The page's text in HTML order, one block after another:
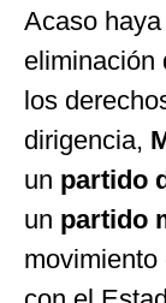
Acaso
eliminación
los
dirigencia,
un partido
un partido